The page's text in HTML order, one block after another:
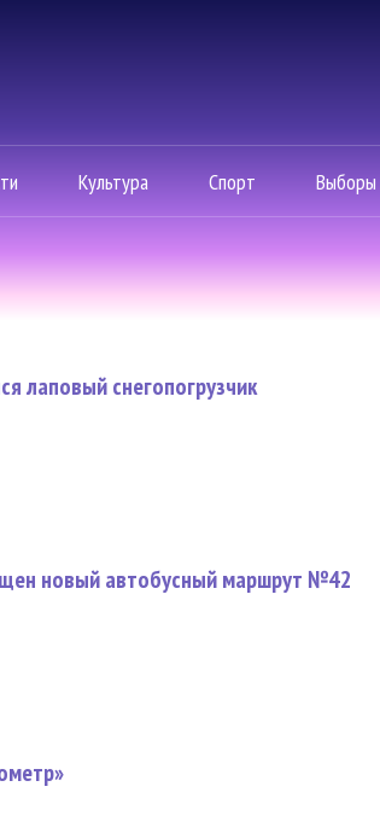
Культура Спорт Выборы
лаповый снегопогрузчик
новый автобусный маршрут №42